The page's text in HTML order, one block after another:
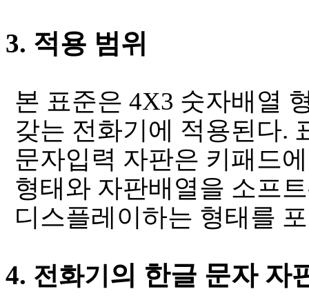
3. 적용 범위
본 표준은 4X3 숫자배열
갖는 전화기에 적용된다.
문자입력 자판은 키패드
형태와 자판배열을 소프
디스플레이하는 형태를
4. 전화기 의 한글 문자 자